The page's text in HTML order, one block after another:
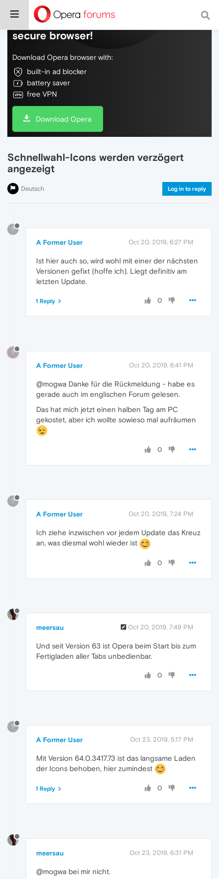
Do more on the web, with a fast and
secure browser!
Download Opera browser with:
built-in ad blocker
battery saver
free VPN
Download Opera
Schnellwahl-Icons werden verzögert
angezeigt
Deutsch Log in to reply
?
A Former User Oct 20, 2019, 6:27 PM
Ist hier auch so, wird wohl mit einer der nächsten
Versionen gefixt (hoffe ich). Liegt definitiv am
letzten Update.
0
1 Reply
?
A Former User Oct 20, 2019, 6:41 PM
@mogwa Danke für die Rückmeldung - habe es
gerade auch im englischen Forum gelesen.
Das hat mich jetzt einen halben Tag am PC
gekostet, aber ich wollte sowieso mal aufräumen
0
?
A Former User Oct 20, 2019, 7:24 PM
Ich ziehe inzwischen vor jedem Update das Kreuz
an, was diesmal wohl wieder ist
0
meersau Oct 20, 2019, 7:49 PM
Und seit Version 63 ist Opera beim Start bis zum
Fertigladen aller Tabs unbedienbar.
0
?
A Former User Oct 23, 2019, 5:17 PM
Mit Version 64.0.3417.73 ist das langsame Laden
der Icons behoben, hier zumindest
0
1 Reply
meersau Oct 23, 2019, 6:31 PM
@mogwa bei mir nicht.